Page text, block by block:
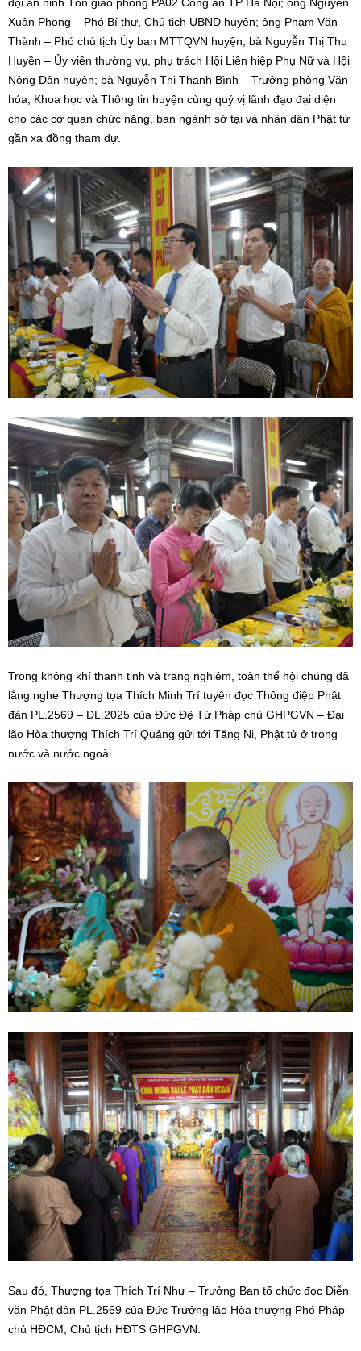
đội an ninh Tôn giáo phòng PA02 Công an TP Hà Nội; ông Nguyễn
Xuân Phong – Phó Bí thư, Chủ tịch UBND huyện; ông Phạm Văn
Thành – Phó chủ tịch Ủy ban MTTQVN huyện; bà Nguyễn Thị Thu
Huyền – Ủy viên thường vụ, phụ trách Hội Liên hiệp Phụ Nữ và Hội
Nông Dân huyện; bà Nguyễn Thị Thanh Bình – Trưởng phòng Văn
hóa, Khoa học và Thông tin huyện cùng quý vị lãnh đạo đại diện
cho các cơ quan chức năng, ban ngành sở tại và nhân dân Phật tử
gần xa đồng tham dự.
Trong không khí thanh tịnh và trang nghiêm, toàn thể hội chúng đã
lắng nghe Thượng tọa Thích Minh Trí tuyên đọc Thông điệp Phật
đản PL.2569 – DL.2025 của Đức Đệ Tứ Pháp chủ GHPGVN – Đại
lão Hòa thượng Thích Trí Quảng gửi tới Tăng Ni, Phật tử ở trong
nước và nước ngoài.
Sau đó, Thượng tọa Thích Trí Như – Trưởng Ban tổ chức đọc Diễn
văn Phật đản PL.2569 của Đức Trưởng lão Hòa thượng Phó Pháp
chủ HĐCM, Chủ tịch HĐTS GHPGVN.